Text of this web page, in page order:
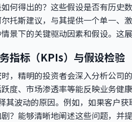
何得出的？这些假设是否有历史
托斯建议，与其提供一个单一、
景下的关键驱动因素和假设。这
指标（KPIs）与假设检验
时，精明的投资者会深入分析公司
度、市场渗透率等能反映业务健
其波动的原因。例如，如果客户
？能够清晰地阐述这些问题，并